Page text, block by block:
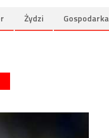
Żydzi Gospodarka